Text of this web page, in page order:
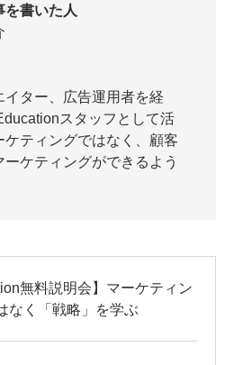
を書いた人
ター、広告運用者を経
スタッフとして活
ティングではなく、顧客
ケティングができるよう
無料説明会】マーケティン
なく「戦略」を学ぶ